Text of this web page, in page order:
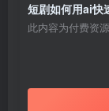
短剧如何用ai快
此内容为付费资